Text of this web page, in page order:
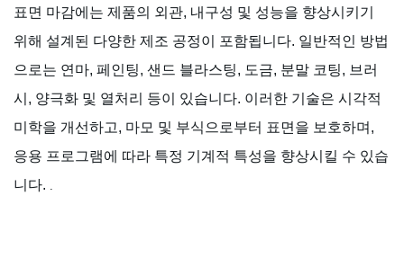
표면 마감에는 제품의 외관, 내구성 및 성능을 향상시키기
위해 설계된 다양한 제조 공정이 포함됩니다. 일반적인 방법
으로는 연마, 페인팅, 샌드 블라스팅, 도금, 분말 코팅, 브러
시, 양극화 및 열처리 등이 있습니다. 이러한 기술은 시각적
미학을 개선하고, 마모 및 부식으로부터 표면을 보호하며,
응용 프로그램에 따라 특정 기계적 특성을 향상시킬 수 있습
니다. .